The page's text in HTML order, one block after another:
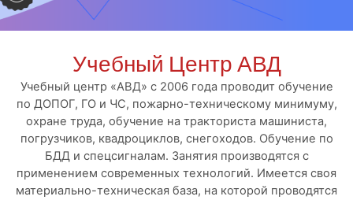
Учебный Центр АВД
Учебный центр «АВД» с 2006 года проводит обучение
по ДОПОГ, ГО и ЧС, пожарно-техническому минимуму,
охране труда, обучение на тракториста машиниста,
погрузчиков, квадроциклов, снегоходов. Обучение по
БДД и спецсигналам. Занятия производятся с
применением современных технологий. Имеется своя
материально-техническая база, на которой проводятся